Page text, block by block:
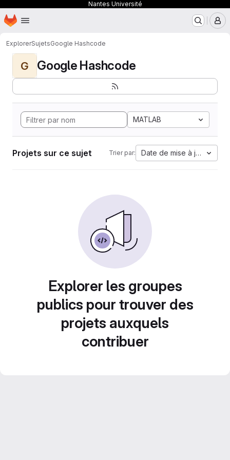
Nantes Université
Passer au contenu principal
Page d'accueil
ExplorerSujetsGoogle Hashcode
G Google Hashcode
MATLAB
Projets sur ce sujet Trier par: Date de mise à jour
Explorer les groupes
publics pour trouver des
projets auxquels
contribuer